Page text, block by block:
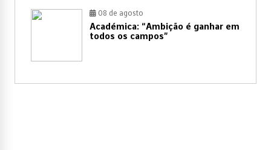
08 de agosto
Académica: “Ambição é ganhar em
todos os campos”